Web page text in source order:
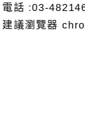
電話 :03-
建議瀏覽器